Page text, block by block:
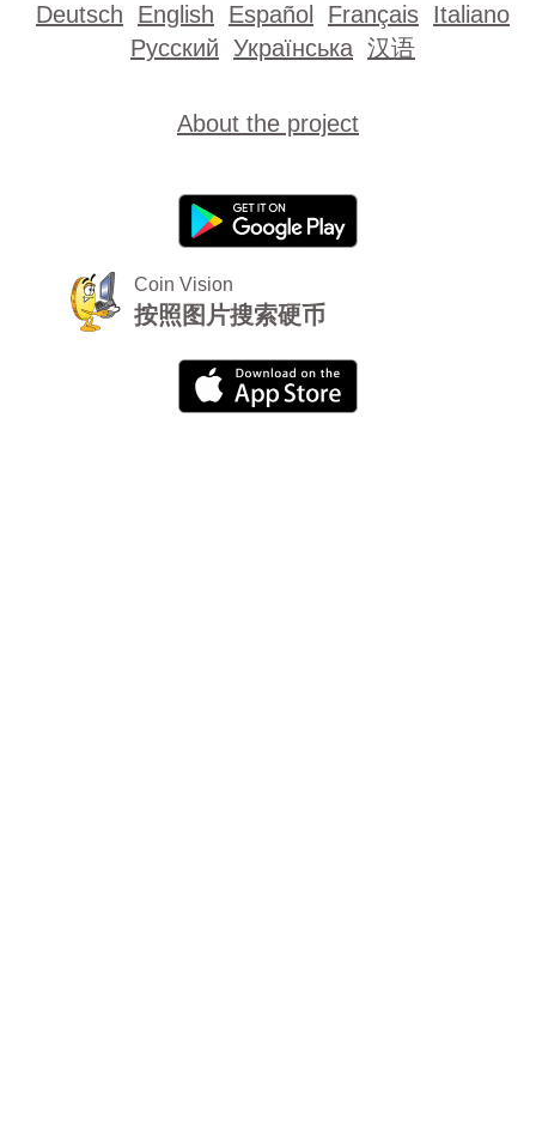
Deutsch English Español Français Italiano
Русский Українська 汉语
About the project
Coin Vision
按照图片搜索硬币